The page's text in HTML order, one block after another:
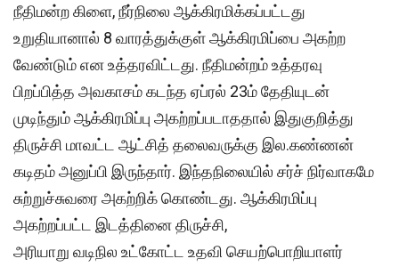
நீதிமன்ற கிளை, நீர்நிலை ஆக்கிரமிக்கப்பட்டது
உறுதியானால் 8 வாரத்துக்குள் ஆக்கிரமிப்பை அகற்ற
வேண்டும் என உத்தரவிட்டது. நீதிமன்றம் உத்தரவு
பிறப்பித்த அவகாசம் கடந்த ஏப்ரல் 23ம் தேதியுடன்
முடிந்தும் ஆக்கிரமிப்பு அகற்றப்படாததால் இதுகுறித்து
திருச்சி மாவட்ட ஆட்சித் தலைவருக்கு இல.கண்ணன்
கடிதம் அனுப்பி இருந்தார். இந்தநிலையில் சர்ச் நிர்வாகமே
சுற்றுச்சுவரை அகற்றிக் கொண்டது. ஆக்கிரமிப்பு
அகற்றப்பட்ட இடத்தினை திருச்சி,
அரியாறு வடிநில உட்கோட்ட உதவி செயற்பொறியாளர்